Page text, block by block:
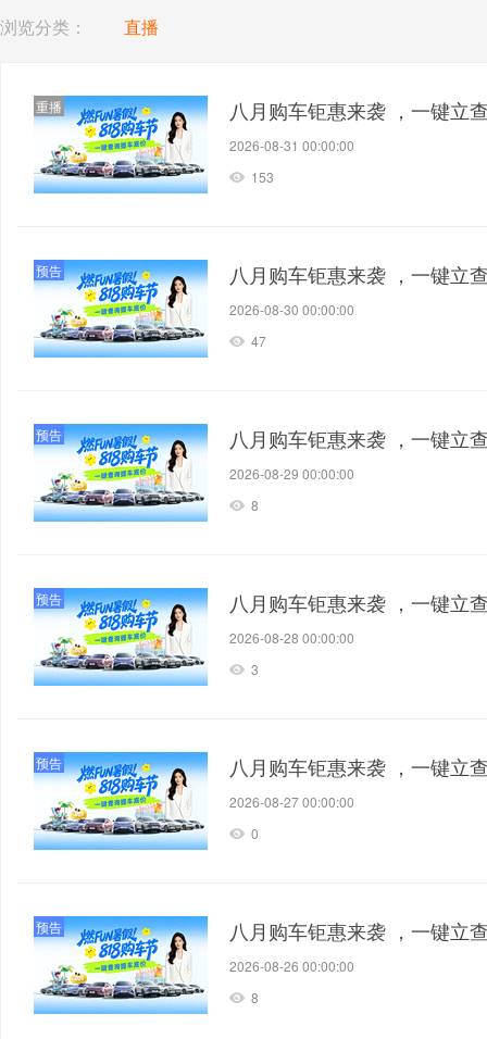
浏览分类： 直播
重播 八月购车钜惠来袭 ，一键立
2026-08-31 00:00:00
153
预告 八月购车钜惠来袭 ，一键立
2026-08-30 00:00:00
47
预告 八月购车钜惠来袭 ，一键立
2026-08-29 00:00:00
8
预告 八月购车钜惠来袭 ，一键立
2026-08-28 00:00:00
3
预告 八月购车钜惠来袭 ，一键立
2026-08-27 00:00:00
0
预告 八月购车钜惠来袭 ，一键立
2026-08-26 00:00:00
8